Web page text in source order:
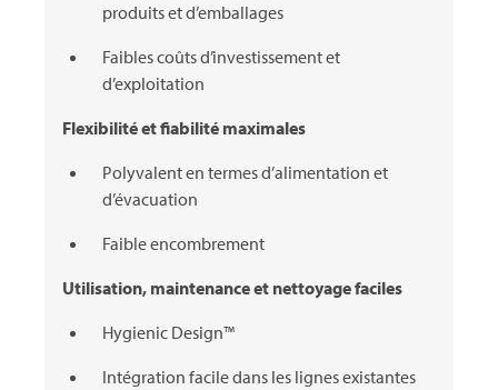
produits et d’emballages
Faibles coûts d’investissement et
d’exploitation
Flexibilité et fiabilité maximales
Polyvalent en termes d’alimentation et
d’évacuation
Faible encombrement
Utilisation, maintenance et nettoyage faciles
Hygienic Design™
Intégration facile dans les lignes existantes